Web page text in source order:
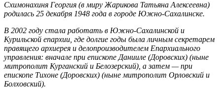
Схимонахиня Георгия (в миру Жарикова Татьяна Алексеевна)
родилась 25 декабря 1948 года в городе Южно-Сахалинске.
В 2002 году стала работать в Южно-Сахалинской и
Курильской епархии, где долгие годы была личным секретарем
правящего архиерея и делопроизводителем Епархиального
управления: вначале при епископе Данииле (Доровских) (ныне
митрополит Курганский и Белозерский), а затем — при
епископе Тихоне (Доровских) (ныне митрополит Орловский и
Болховский).